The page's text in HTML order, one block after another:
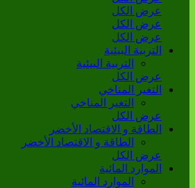
عرض الكل
عرض الكل
عرض الكل
التربية البيئية
التربية البيئية
عرض الكل
التغير المناخي
التغير المناخي
عرض الكل
الطاقة و الاقتصاد الأخضر
الطاقة و الاقتصاد الأخضر
عرض الكل
الموارد المائية
الموارد المائية